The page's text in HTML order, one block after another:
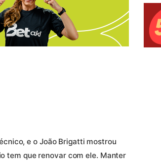
e o João Brigatti mostrou
tem que renovar com ele. Manter